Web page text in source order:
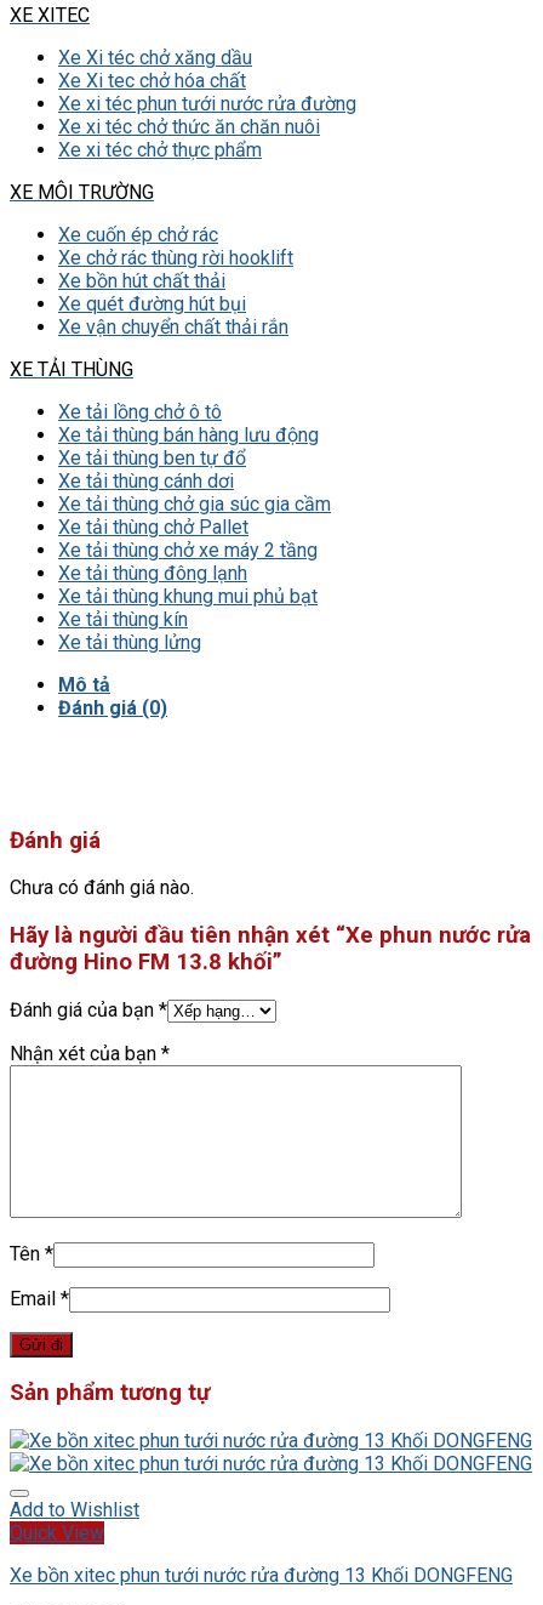
XE XITEC
Xe Xi téc chở xăng dầu
Xe Xi tec chở hóa chất
Xe xi téc phun tưới nước rửa đường
Xe xi téc chở thức ăn chăn nuôi
Xe xi téc chở thực phẩm
XE MÔI TRƯỜNG
Xe cuốn ép chở rác
Xe chở rác thùng rời hooklift
Xe bồn hút chất thải
Xe quét đường hút bụi
Xe vận chuyển chất thải rắn
XE TẢI THÙNG
Xe tải lồng chở ô tô
Xe tải thùng bán hàng lưu động
Xe tải thùng ben tự đổ
Xe tải thùng cánh dơi
Xe tải thùng chở gia súc gia cầm
Xe tải thùng chở Pallet
Xe tải thùng chở xe máy 2 tầng
Xe tải thùng đông lạnh
Xe tải thùng khung mui phủ bạt
Xe tải thùng kín
Xe tải thùng lửng
Mô tả
Đánh giá (0)
Đánh giá
Chưa có đánh giá nào.
Hãy là người đầu tiên nhận xét “Xe phun nước rửa
đường Hino FM 13.8 khối”
Đánh giá của bạn *
Nhận xét của bạn *
Tên *
Email *
Sản phẩm tương tự
Add to Wishlist
Quick View
Xe bồn xitec phun tưới nước rửa đường 13 Khối DONGFENG